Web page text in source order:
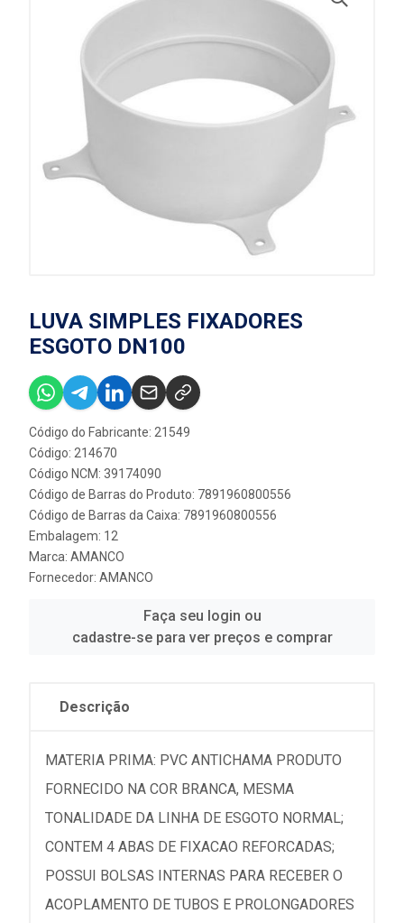
LUVA SIMPLES FIXADORES
ESGOTO DN100
Código do Fabricante: 21549
Código: 214670
Código NCM: 39174090
Código de Barras do Produto: 7891960800556
Código de Barras da Caixa: 7891960800556
Embalagem: 12
Marca: AMANCO
Fornecedor: AMANCO
Faça seu login ou
cadastre-se para ver preços e comprar
Descrição
MATERIA PRIMA: PVC ANTICHAMA PRODUTO
FORNECIDO NA COR BRANCA, MESMA
TONALIDADE DA LINHA DE ESGOTO NORMAL;
CONTEM 4 ABAS DE FIXACAO REFORCADAS;
POSSUI BOLSAS INTERNAS PARA RECEBER O
ACOPLAMENTO DE TUBOS E PROLONGADORES